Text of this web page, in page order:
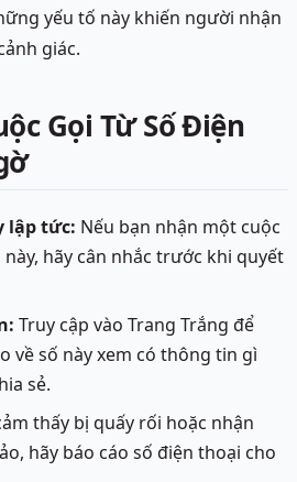
yếu tố này khiến người nhận
giác.
Gọi Từ Số Điện
lập tức: Nếu bạn nhận một cuộc
hãy cân nhắc trước khi quyết
Truy cập vào Trang Trắng để
về số này xem có thông tin gì
sẻ.
thấy bị quấy rối hoặc nhận
hãy báo cáo số điện thoại cho